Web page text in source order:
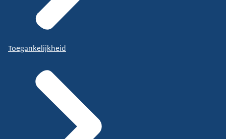
Toegankelijkheid